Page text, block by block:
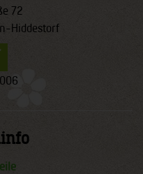
72
Hiddestorf